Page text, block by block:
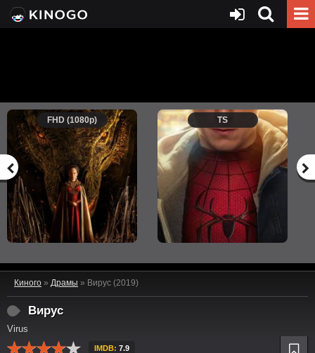
FHD (1080p) TS
Киного » Драмы » Вирус (2019)
Вирус
Virus
IMDB: 7.9